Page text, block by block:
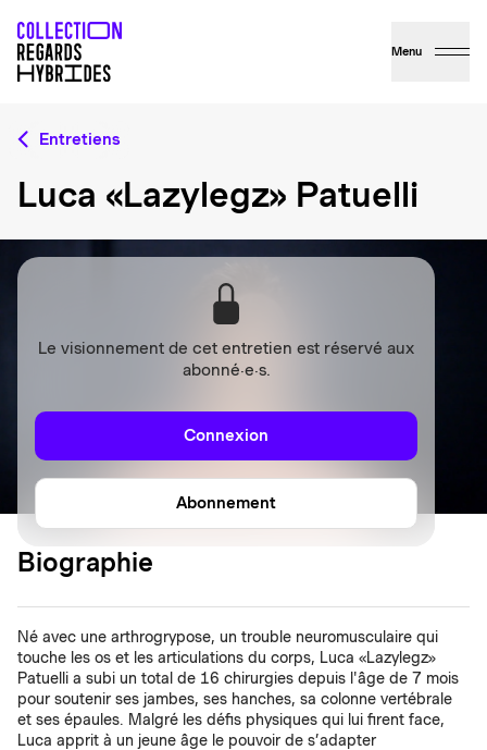
Menu
Entretiens
Luca «Lazylegz» Patuelli
Le visionnement de cet entretien est réservé aux
abonné·e·s.
Connexion
Abonnement
Biographie
Né avec une arthrogrypose, un trouble neuromusculaire qui
touche les os et les articulations du corps, Luca «Lazylegz»
Patuelli a subi un total de 16 chirurgies depuis l'âge de 7 mois
pour soutenir ses jambes, ses hanches, sa colonne vertébrale
et ses épaules. Malgré les défis physiques qui lui firent face,
Luca apprit à un jeune âge le pouvoir de s’adapter